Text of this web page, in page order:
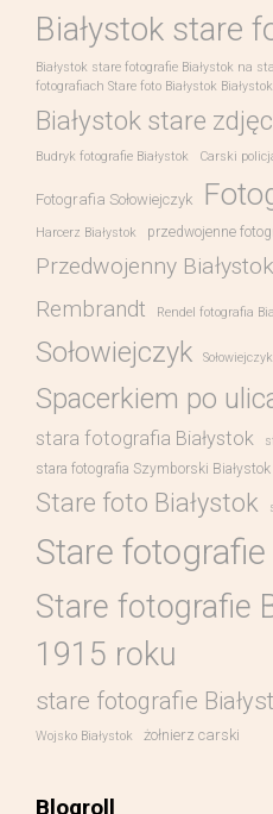
Białystok stare
Białystok stare fotografie Białystok na
fotografiach Stare foto Białystok
Białystok stare
Budryk fotografie Białystok Carski
Fotografia Sołowiejczyk
Harcerz Białystok przedwojenne
Przedwojenny Białystok
Rembrandt Rendel fotografia
Sołowiejczyk
Spacerkiem po
stara fotografia Białystok
stara fotografia Szymborski Białystok
Stare foto Białystok
Stare fotografie
Stare fotografie
1915 roku
stare fotografie
Wojsko Białystok żołnierz carski
Blogroll